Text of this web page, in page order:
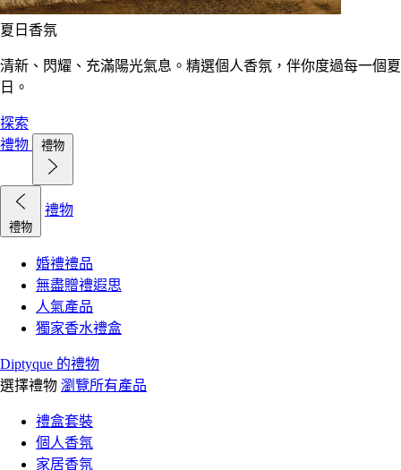
夏日香氛
清新、閃耀、充滿陽光氣息。精選個人香氛，伴你度過每一個夏
日。
探索
禮物
禮物
禮物
禮物
婚禮禮品
無盡贈禮遐思
人氣產品
獨家香水禮盒
Diptyque 的禮物
選擇禮物 瀏覽所有產品
禮盒套裝
個人香氛
家居香氛